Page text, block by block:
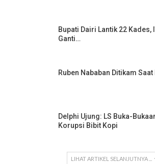
Bupati Dairi Lantik 22 Kades,
Ganti…
Ruben Nababan Ditikam
Delphi Ujung: LS Buka-
Korupsi Bibit Kopi
LIHAT ARTIKEL SELANJUTNYA ...